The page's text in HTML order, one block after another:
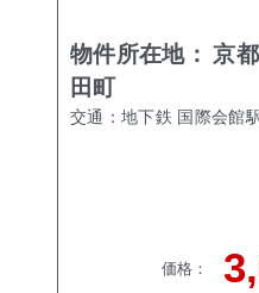
物件所在地：京
田町
交通： 地下鉄 国際会館
価格：